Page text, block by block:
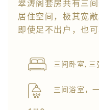
翠涛阁套房共有三
居住空间，极其宽
即使足不出户，也
三间卧室, 三
三间浴室，